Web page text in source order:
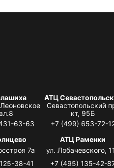
63-63
АТЦ
Севастопольский
кт, 95Б
+7 (499) 653-72-
7а
38-41
АТЦ Раменки
ул. Лобачевского,
+7 (495) 135-42-